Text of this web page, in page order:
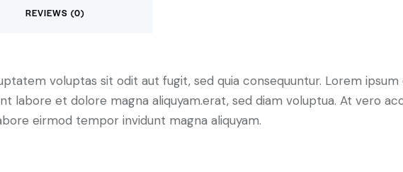
REVIEWS (0)
voluptas sit odit aut fugit, sed quia consequuntur. Lorem ipsum
labore et dolore magna aliquyam.erat, sed diam voluptua. At vero
eirmod tempor invidunt magna aliquyam.